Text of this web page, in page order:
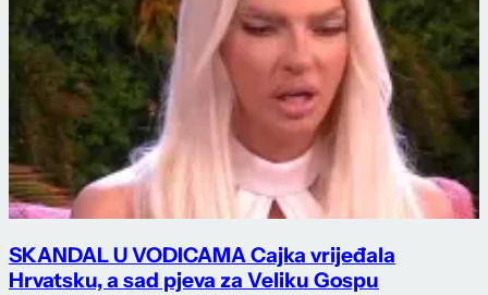
SKANDAL U VODICAMA Cajka vrijeđala
Hrvatsku, a sad pjeva za Veliku Gospu